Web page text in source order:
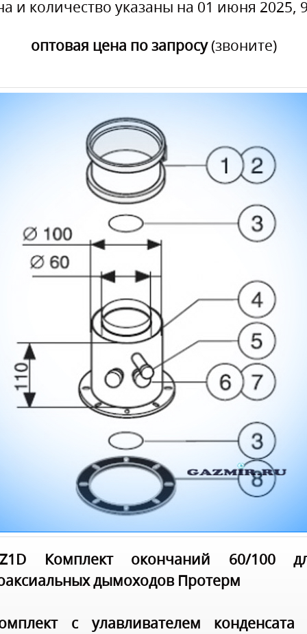
и количество указаны на 01 июня 2025,
оптовая цена по запросу(звоните)
Комплект окончаний 60/100
дымоходов Протерм
с улавливателем